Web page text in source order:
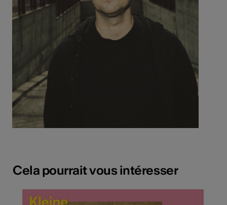
Cela pourrait vous intéresser